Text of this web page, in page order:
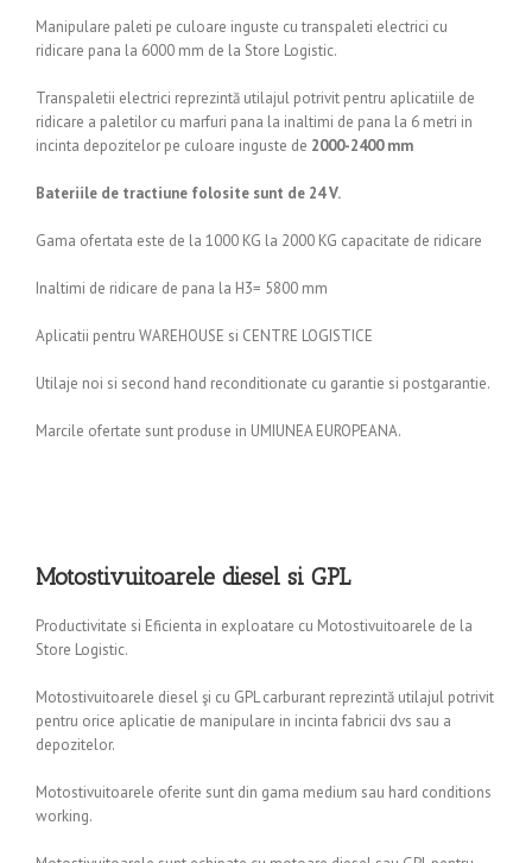
Manipulare paleti pe culoare inguste cu transpaleti electrici cu
ridicare pana la 6000 mm de la Store Logistic.
Transpaletii electrici reprezintă utilajul potrivit pentru aplicatiile de
ridicare a paletilor cu marfuri pana la inaltimi de pana la 6 metri in
incinta depozitelor pe culoare inguste de 2000-2400 mm
Bateriile de tractiune folosite sunt de 24 V.
Gama ofertata este de la 1000 KG la 2000 KG capacitate de ridicare
Inaltimi de ridicare de pana la H3= 5800 mm
Aplicatii pentru WAREHOUSE si CENTRE LOGISTICE
Utilaje noi si second hand reconditionate cu garantie si postgarantie.
Marcile ofertate sunt produse in UMIUNEA EUROPEANA.
Motostivuitoarele diesel si GPL
Productivitate si Eficienta in exploatare cu Motostivuitoarele de la
Store Logistic.
Motostivuitoarele diesel şi cu GPL carburant reprezintă utilajul potrivit
pentru orice aplicatie de manipulare in incinta fabricii dvs sau a
depozitelor.
Motostivuitoarele oferite sunt din gama medium sau hard conditions
working.